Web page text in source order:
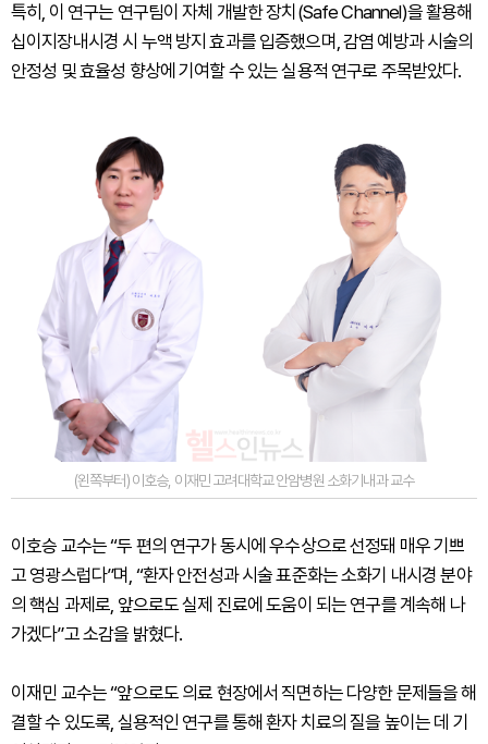
특히, 이 연구는 연구팀이 자체 개발한 장치(Safe Channel)을 활용해
십이지장내시경 시 누액 방지 효과를 입증했으며, 감염 예방과 시술의
안정성 및 효율성 향상에 기여할 수 있는 실용적 연구로 주목받았다.
(왼쪽부터) 이호승, 이재민 고려대학교 안암병원 소화기내과 교수
이호승 교수는 “두 편의 연구가 동시에 우수상으로 선정돼 매우 기쁘
고 영광스럽다”며, “환자 안전성과 시술 표준화는 소화기 내시경 분야
의 핵심 과제로, 앞으로도 실제 진료에 도움이 되는 연구를 계속해 나
가겠다”고 소감을 밝혔다.
이재민 교수는 “앞으로도 의료 현장에서 직면하는 다양한 문제들을 해
결할 수 있도록, 실용적인 연구를 통해 환자 치료의 질을 높이는 데 기